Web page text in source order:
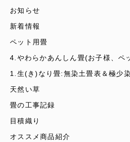
お知らせ
新着情報
ペット用畳
4.やわらかあんしん畳(お子様、ペ
1.生(き)なり畳:無染土畳表＆極少
天然い草
畳の工事記録
目積織り
オススメ商品紹介